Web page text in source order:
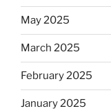
May 2025
March 2025
February 2025
January 2025